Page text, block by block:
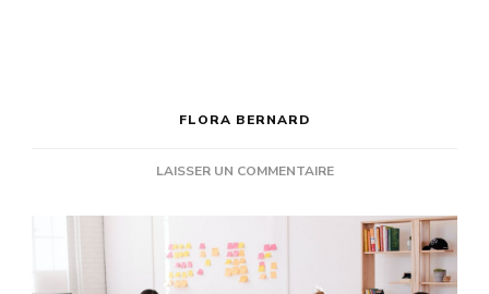
FLORA BERNARD
LAISSER UN COMMENTAIRESUR
PREND
TEMPS